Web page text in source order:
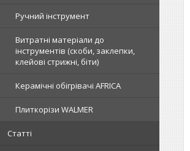
Ручний інструмент
Витратні матеріали до
інструментів (скоби, заклепки,
клейові стрижні, біти)
Керамічні обігрівачі AFRICA
Плиткорізи WALMER
Статті